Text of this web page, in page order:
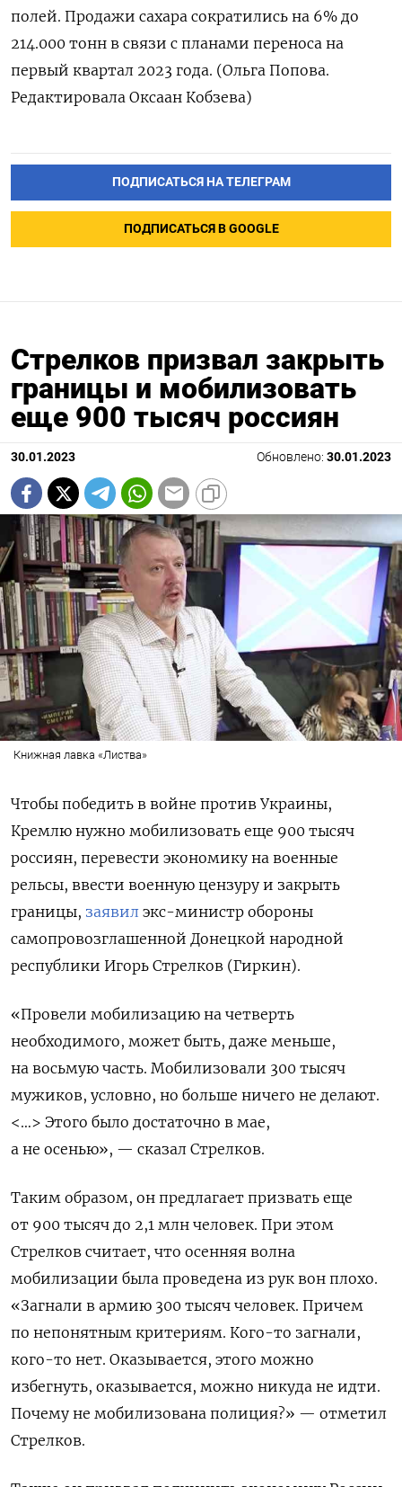
полей. Продажи сахара сократились на 6% до
214.000 тонн в связи с планами переноса на
первый квартал 2023 года. (Ольга Попова.
Редактировала Оксаан Кобзева)
ПОДПИСАТЬСЯ НА ТЕЛЕГРАМ
ПОДПИСАТЬСЯ В GOOGLE
Стрелков призвал закрыть
границы и мобилизовать
еще 900 тысяч россиян
30.01.2023 Обновлено: 30.01.2023
Книжная лавка «Листва»
Чтобы победить в войне против Украины,
Кремлю нужно мобилизовать еще 900 тысяч
россиян, перевести экономику на военные
рельсы, ввести военную цензуру и закрыть
границы, заявил экс-министр обороны
самопровозглашенной Донецкой народной
республики Игорь Стрелков (Гиркин).
«Провели мобилизацию на четверть
необходимого, может быть, даже меньше,
на восьмую часть. Мобилизовали 300 тысяч
мужиков, условно, но больше ничего не делают.
<…> Этого было достаточно в мае,
а не осенью», — сказал Стрелков.
Таким образом, он предлагает призвать еще
от 900 тысяч до 2,1 млн человек. При этом
Стрелков считает, что осенняя волна
мобилизации была проведена из рук вон плохо.
«Загнали в армию 300 тысяч человек. Причем
по непонятным критериям. Кого-то загнали,
кого-то нет. Оказывается, этого можно
избегнуть, оказывается, можно никуда не идти.
Почему не мобилизована полиция?» — отметил
Стрелков.